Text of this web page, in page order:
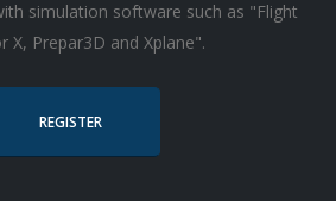
simulation software such as "Flight
X, Prepar3D and Xplane".
REGISTER